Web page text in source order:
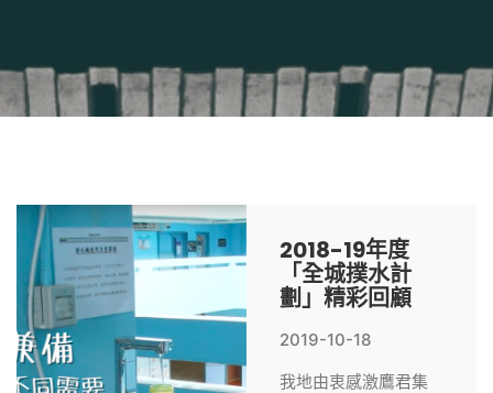
2018-19年度
「全城撲水計
劃」精彩回顧
2019-10-18
我地由衷感激鷹君集